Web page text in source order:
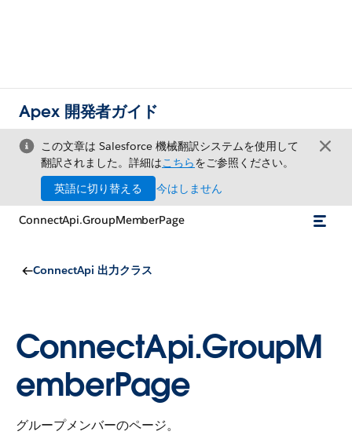
Apex 開発者ガイド
この文章は Salesforce 機械翻訳システムを使用して
翻訳されました。詳細はこちらをご参照ください。
英語に切り替える
今はしません
ConnectApi.GroupMemberPage
ConnectApi 出力クラス
ConnectApi.GroupM
emberPage
グループメンバーのページ。